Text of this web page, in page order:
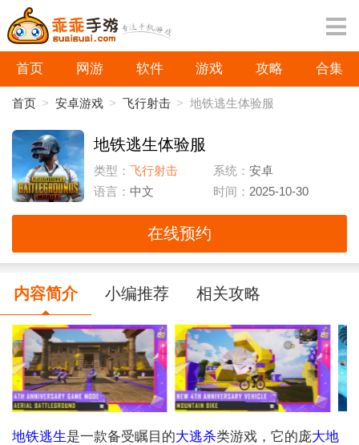
首页 网游 软件 游戏 攻略 合集
首页 > 安卓游戏 > 飞行射击 > 地铁逃生体验服
地铁逃生体验服
类型： 飞行射击 系统：安卓
语言： 中文 时间： 2025-10-30
在线预约
内容简介 小编推荐 相关攻略
地铁逃生是一款备受瞩目的大逃杀类游戏，它的庞大地